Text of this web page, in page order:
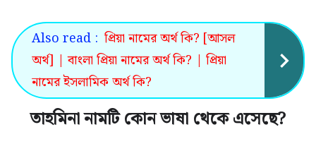
Also read : প্রিয়া নামের অর্থ কি? [আসল
অর্থ] | বাংলা প্রিয়া নামের অর্থ কি? | প্রিয়া
নামের ইসলামিক অর্থ কি?
তাহমিনা নামটি কোন ভাষা থেকে এসেছে?